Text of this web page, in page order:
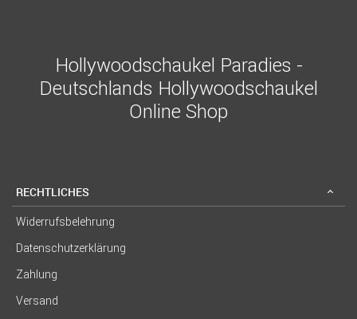
Hollywoodschaukel Paradies -
Deutschlands Hollywoodschaukel
Online Shop
RECHTLICHES
Widerrufsbelehrung
Datenschutzerklärung
Zahlung
Versand